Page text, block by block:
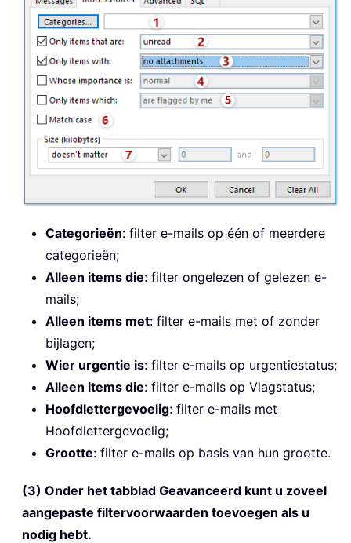
Categorieën: filter e-mails op één of meerdere
categorieën;
Alleen items die: filter ongelezen of gelezen e-
mails;
Alleen items met: filter e-mails met of zonder
bijlagen;
Wier urgentie is: filter e-mails op urgentiestatus;
Alleen items die: filter e-mails op Vlagstatus;
Hoofdlettergevoelig: filter e-mails met
Hoofdlettergevoelig;
Grootte: filter e-mails op basis van hun grootte.
(3) Onder het tabblad Geavanceerd kunt u zoveel
aangepaste filtervoorwaarden toevoegen als u
nodig hebt.